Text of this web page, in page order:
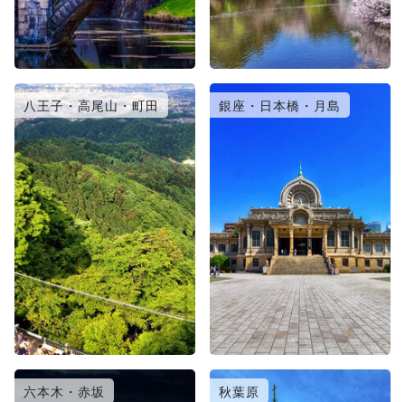
八王子・高尾山・町田 銀座・日本橋・月島
六本木・赤坂 秋葉原